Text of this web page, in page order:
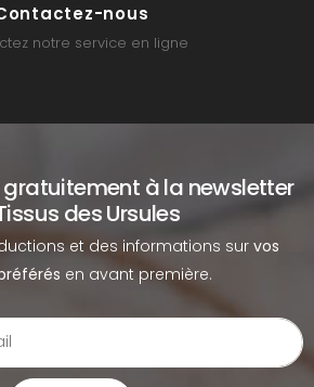
nous
notre service en ligne
à la newsletter
des Ursules
et des informations sur vos
en avant première.